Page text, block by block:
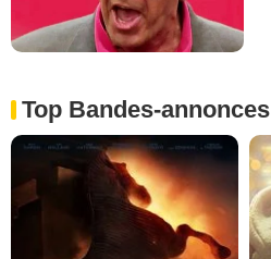
Top Bandes-annonces